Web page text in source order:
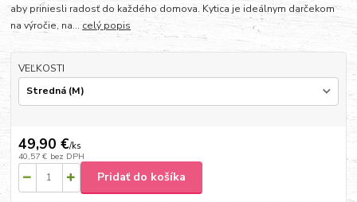
aby priniesli radosť do každého domova. Kytica je ideálnym darčekom
na výročie, na... celý popis
VEĽKOSTI
49,90 €/ks
40,57 € bez DPH
Pridať do košíka